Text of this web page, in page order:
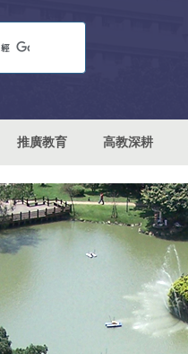
推廣教育 高教深耕